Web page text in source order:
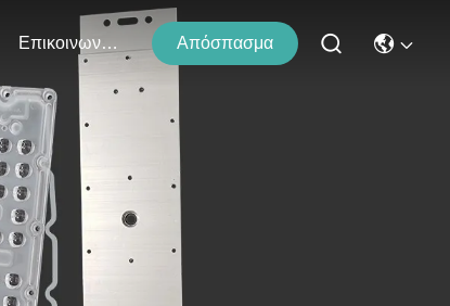
Επικοινωνήστε Μαζί Μας Απόσπασμα